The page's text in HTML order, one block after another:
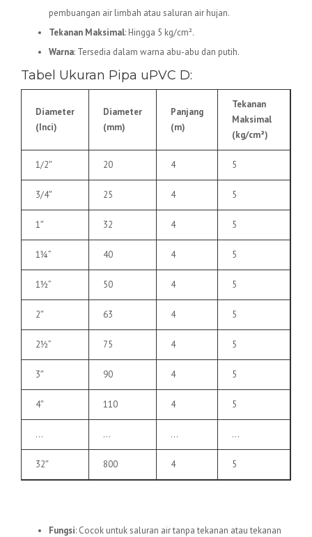
pembuangan air limbah atau saluran air hujan.
Tekanan Maksimal: Hingga 5 kg/cm².
Warna: Tersedia dalam warna abu-abu dan putih.
Tabel Ukuran Pipa uPVC D:
Diameter
(Inci)
Diameter
(mm)
Panjang
(m)
Tekanan
Maksimal
(kg/cm²)
1/2″ 20 4 5
3/4″ 25 4 5
1″ 32 4 5
1¼” 40 4 5
1½” 50 4 5
2″ 63 4 5
2½” 75 4 5
3″ 90 4 5
4″ 110 4 5
… … … …
32″ 800 4 5
Fungsi: Cocok untuk saluran air tanpa tekanan atau tekanan